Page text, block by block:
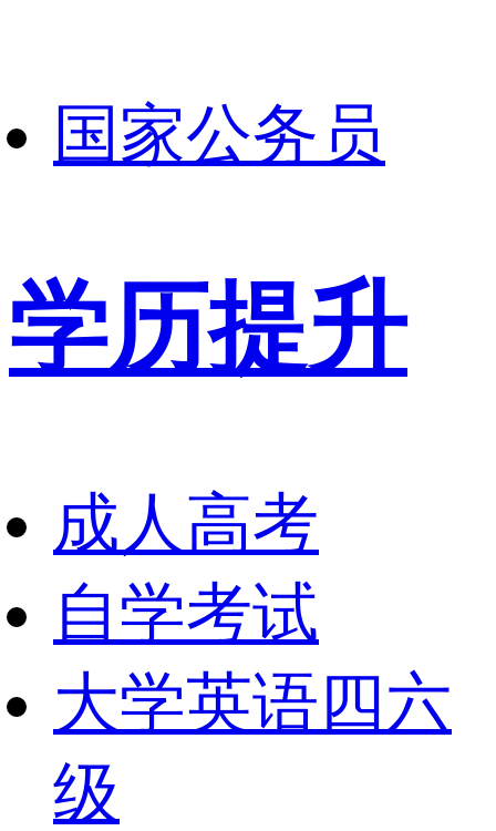
国家公务员
学历提升
成人高考
自学考试
大学英语四六
级